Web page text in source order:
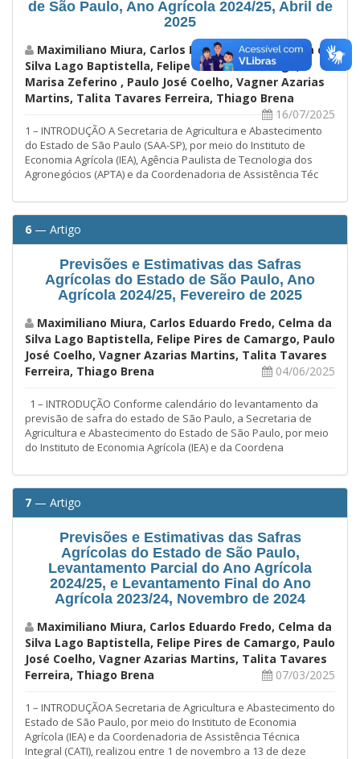
de São Paulo, Ano Agrícola 2024/25, Abril de
2025
Maximiliano Miura, Carlos Eduardo Fredo, Celma da
Silva Lago Baptistella, Felipe Pires de Camargo,
Marisa Zeferino , Paulo José Coelho, Vagner Azarias
Martins, Talita Tavares Ferreira, Thiago Brena
16/07/2025
1 – INTRODUÇÃO A Secretaria de Agricultura e Abastecimento
do Estado de São Paulo (SAA-SP), por meio do Instituto de
Economia Agrícola (IEA), Agência Paulista de Tecnologia dos
Agronegócios (APTA) e da Coordenadoria de Assistência Téc
6 — Artigo
Previsões e Estimativas das Safras
Agrícolas do Estado de São Paulo, Ano
Agrícola 2024/25, Fevereiro de 2025
Maximiliano Miura, Carlos Eduardo Fredo, Celma da
Silva Lago Baptistella, Felipe Pires de Camargo, Paulo
José Coelho, Vagner Azarias Martins, Talita Tavares
Ferreira, Thiago Brena
04/06/2025
1 – INTRODUÇÃO Conforme calendário do levantamento da
previsão de safra do estado de São Paulo, a Secretaria de
Agricultura e Abastecimento do Estado de São Paulo, por meio
do Instituto de Economia Agrícola (IEA) e da Coordena
7 — Artigo
Previsões e Estimativas das Safras
Agrícolas do Estado de São Paulo,
Levantamento Parcial do Ano Agrícola
2024/25, e Levantamento Final do Ano
Agrícola 2023/24, Novembro de 2024
Maximiliano Miura, Carlos Eduardo Fredo, Celma da
Silva Lago Baptistella, Felipe Pires de Camargo, Paulo
José Coelho, Vagner Azarias Martins, Talita Tavares
Ferreira, Thiago Brena
07/03/2025
1 – INTRODUÇÃOA Secretaria de Agricultura e Abastecimento do
Estado de São Paulo, por meio do Instituto de Economia
Agrícola (IEA) e da Coordenadoria de Assistência Técnica
Integral (CATI), realizou entre 1 de novembro a 13 de deze